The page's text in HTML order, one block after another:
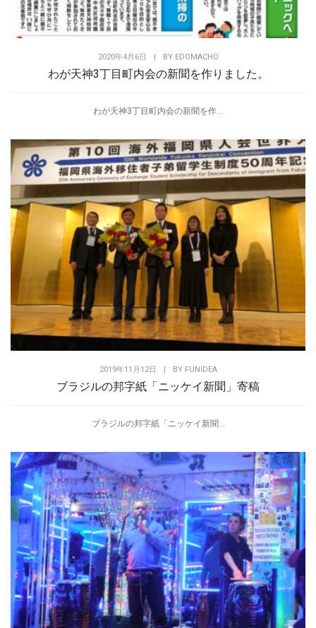
2020年4月6日 BY EDOMACHO
わが天神3丁目町内会の新聞を作りました。
わが天神3丁目町内会の新聞を作...
2019年11月12日 | BY FUNIDEA
ブラジルの邦字紙「ニッケイ新聞」寄稿
ブラジルの邦字紙「ニッケイ新聞...